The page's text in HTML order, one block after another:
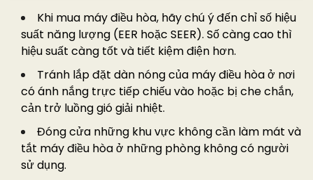
Khi mua máy điều hòa, hãy chú ý đến chỉ số hiệu
suất năng lượng (EER hoặc SEER). Số càng cao thì
hiệu suất càng tốt và tiết kiệm điện hơn.
Tránh lắp đặt dàn nóng của máy điều hòa ở nơi
có ánh nắng trực tiếp chiếu vào hoặc bị che chắn,
cản trở luồng gió giải nhiệt.
Đóng cửa những khu vực không cần làm mát và
tắt máy điều hòa ở những phòng không có người
sử dụng.